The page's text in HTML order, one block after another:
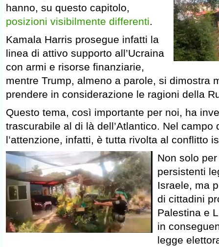
hanno, su questo capitolo,
posizioni visibilmente differenti.
Kamala Harris prosegue infatti la
linea di attivo supporto all’Ucraina
con armi e risorse finanziarie,
mentre Trump, almeno a parole, si dimostra
prendere in considerazione le ragioni della
Questo tema, così importante per noi, ha
trascurabile al di là dell’Atlantico. Nel campo
l’attenzione, infatti, è tutta rivolta al conflitto
Non solo
persistenti
Israele, ma
di cittadini
Palestina e
in
legge